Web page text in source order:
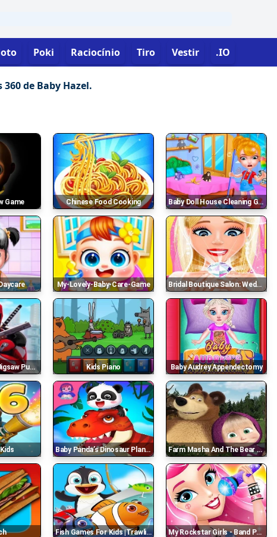
Poki Raciocínio Tiro Vestir .IO
de Baby Hazel.
Game Chinese Food Cooking Baby Doll House Cleaning Game
My-Lovely-Baby-Care-Game Bridal Boutique Salon: Wedding Planner Games
Puzzle 3d Kids Piano Baby Audrey Appendectomy
Baby Panda’s Dinosaur Planet - Game Online Farm Masha And The Bear Educational Games Online
Fish Games For Kids |trawling Penguin Games Online My Rockstar Girls - Band Party